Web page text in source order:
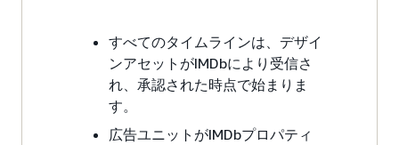
すべてのタイムラインは、デザイ
ンアセットがIMDbにより受信さ
れ、承認された時点で始まりま
す。
広告ユニットがIMDbプロパティ